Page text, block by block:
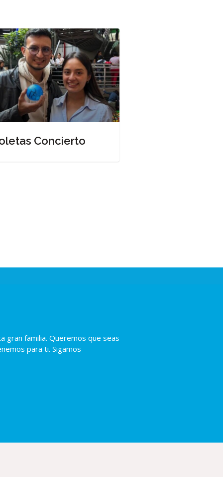
Concierto
gran familia. Queremos que seas
para ti. Sigamos